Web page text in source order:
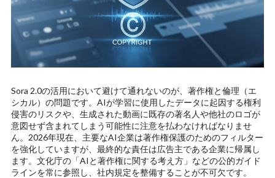
Sora 2.0の活用において避けて通れないのが、著作権と倫理（エ
シカル）の問題です。AIが学習に使用したデータに起因する権利
侵害のリスクや、生成された動画に既存の著名人や他社のロゴが
意図せず含まれてしまう可能性に注意を払わなければなりませ
ん。2026年現在、主要なAI企業は著作権保護のためのフィルター
を強化していますが、最終的な責任は広告主である企業に帰属し
ます。文化庁の「AIと著作権に関する考え方」などの公的ガイド
ラインを常に参照し、社内規定を整備することが不可欠です。